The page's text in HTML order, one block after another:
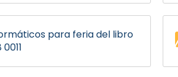
para feria del libro